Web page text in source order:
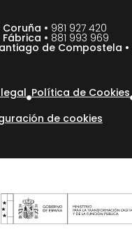
Coruña • 981 927 420
Fábrica • 881 993 969
de Compostela •
Política de Cookies
de cookies